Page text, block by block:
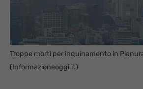
Troppe morti per inquinamento in
(Informazioneoggi.it)